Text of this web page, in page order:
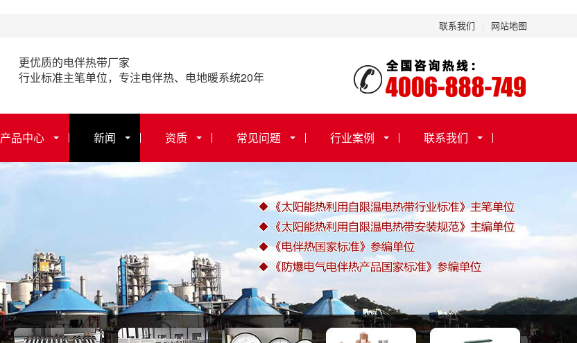
联系我们 网站地图
更优质的电伴热带厂家
行业标准主笔单位，专注电伴热、电地暖系统20年
产品中心 新闻 资质 常见问题 行业案例 联系我们